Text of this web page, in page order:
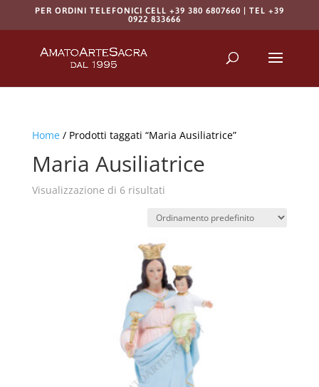
PER ORDINI TELEFONICI CELL +39 380 6807660 | TEL +39
0922 833666
Home/ Prodotti taggati “Maria Ausiliatrice”
Maria Ausiliatrice
Visualizzazione di 6 risultati